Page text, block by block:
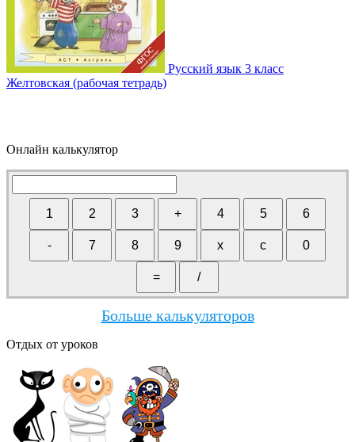
Русский язык 3 класс
Желтовская (рабочая тетрадь)
Онлайн калькулятор
Больше калькуляторов
Отдых от уроков